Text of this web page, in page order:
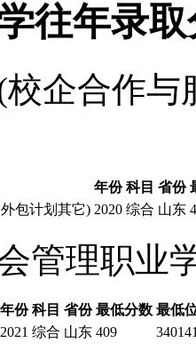
往年录
企合作
年份 科目 省份
包计划其它) 2020 综合 山东
管理职业
年份 科目 省份 最低分数 最低
2021 综合 山东 409